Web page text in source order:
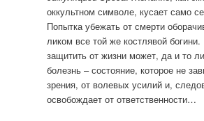
оккультном символе, кусает само
Попытка убежать от смерти
ликом все той же костлявой
защитить от жизни может, да и то
болезнь – состояние, которое не
зрения, от волевых усилий и,
освобождает от ответственности…